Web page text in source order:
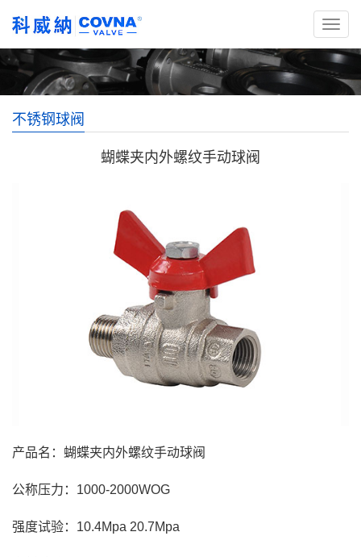
不锈钢球阀
蝴蝶夹内外螺纹手动球阀
产品名：蝴蝶夹内外螺纹手动球阀
公称压力：1000-2000WOG
强度试验：10.4Mpa 20.7Mpa